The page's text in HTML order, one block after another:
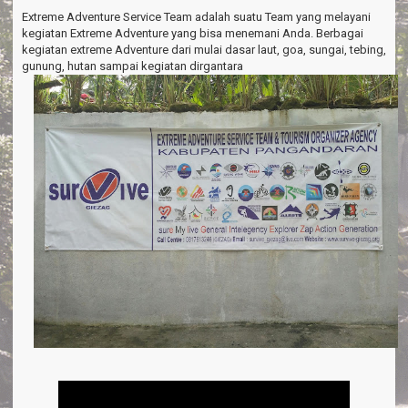
v
i
g
a
t
i
o
n
Extreme Adventure Service Team adalah suatu Team yang melayani
kegiatan Extreme Adventure yang bisa menemani Anda. Berbagai
kegiatan extreme Adventure dari mulai dasar laut, goa, sungai, tebing,
gunung, hutan sampai kegiatan dirgantara